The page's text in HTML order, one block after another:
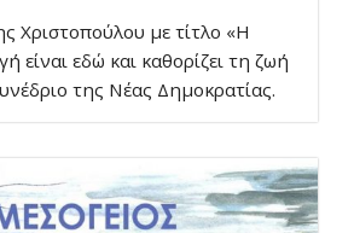
Χριστοπούλου με τίτλο «Η
είναι εδώ και καθορίζει τη ζωή
της Νέας Δημοκρατίας.